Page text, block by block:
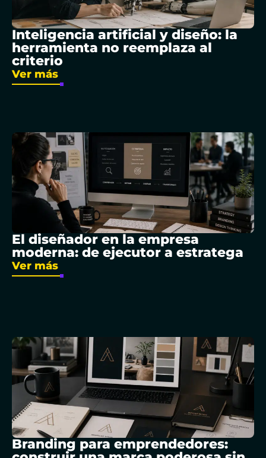
Inteligencia artificial y diseño: la
herramienta no reemplaza al
criterio
Ver más
El diseñador en la empresa
moderna: de ejecutor a estratega
Ver más
Branding para emprendedores: